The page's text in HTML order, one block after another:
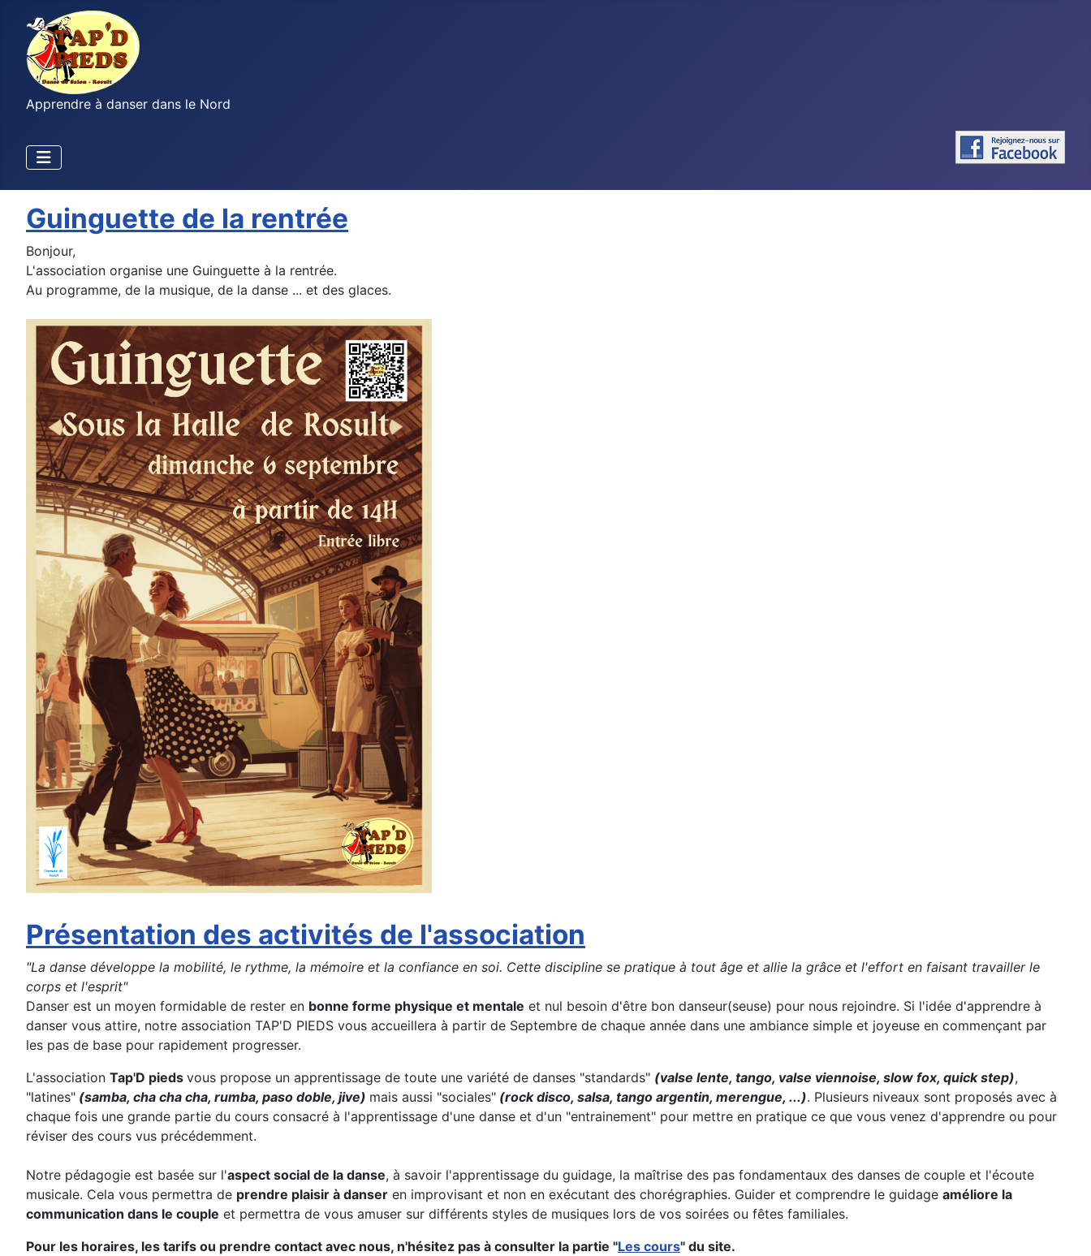
Apprendre à danser dans le Nord
Guinguette de la rentrée
Bonjour,
L'association organise une Guinguette à la rentrée.
Au programme, de la musique, de la danse ... et des glaces.
Présentation des activités de l'association
"La danse développe la mobilité, le rythme, la mémoire et la confiance en soi. Cette discipline se pratique à tout âge et allie la grâce et l'effort en faisant travailler le
corps et l'esprit"
Danser est un moyen formidable de rester en bonne forme physique et mentale et nul besoin d'être bon danseur(seuse) pour nous rejoindre. Si l'idée d'apprendre à
danser vous attire, notre association TAP'D PIEDS vous accueillera à partir de Septembre de chaque année dans une ambiance simple et joyeuse en commençant par
les pas de base pour rapidement progresser.
L'association Tap'D pieds vous propose un apprentissage de toute une variété de danses "standards" (valse lente, tango, valse viennoise, slow fox, quick step),
"latines" (samba, cha cha cha, rumba, paso doble, jive) mais aussi "sociales" (rock disco, salsa, tango argentin, merengue, ...). Plusieurs niveaux sont proposés avec à
chaque fois une grande partie du cours consacré à l'apprentissage d'une danse et d'un "entrainement" pour mettre en pratique ce que vous venez d'apprendre ou pour
réviser des cours vus précédemment.
Notre pédagogie est basée sur l'aspect social de la danse, à savoir l'apprentissage du guidage, la maîtrise des pas fondamentaux des danses de couple et l'écoute
musicale. Cela vous permettra de prendre plaisir à danser en improvisant et non en exécutant des chorégraphies. Guider et comprendre le guidage améliore la
communication dans le couple et permettra de vous amuser sur différents styles de musiques lors de vos soirées ou fêtes familiales.
Pour les horaires, les tarifs ou prendre contact avec nous, n'hésitez pas à consulter la partie "Les cours" du site.